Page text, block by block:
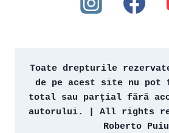
Toate drepturile
de pe acest site nu pot
total sau parțial fără
autorului. | All rights
Roberto Puiu